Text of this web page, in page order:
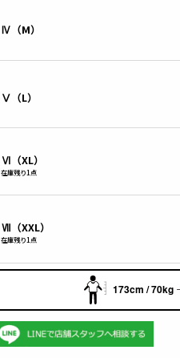
Ⅳ（M）
Ⅴ（L）
Ⅵ（XL）
在庫残り1点
Ⅶ（XXL）
在庫残り1点
173cm / 70kg